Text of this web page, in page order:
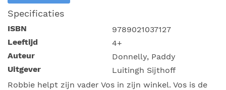
Specificaties
ISBN
9789021037127
Leeftijd
4+
Auteur
Donnelly, Paddy
Uitgever
Luitingh Sijthoff
Robbie helpt zijn vader Vos in zijn winkel. Vos is de